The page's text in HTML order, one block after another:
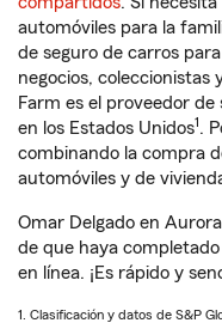
automóviles para la
de seguro de carros
negocios, coleccionistas
Farm es el proveedor
en los Estados Unidos1.
combinando la compra
automóviles y de
Omar Delgado en
de que haya
en línea. ¡Es rápido y
1. Clasificación y datos de S&P